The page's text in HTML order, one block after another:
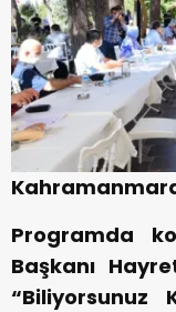
Programda
Başkanı
“Biliyorsunuz